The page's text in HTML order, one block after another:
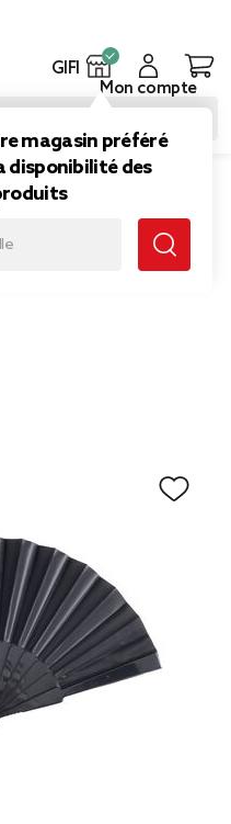
GIFI
magasin préféré
disponibilité des
Mon compte
unie
L23cm